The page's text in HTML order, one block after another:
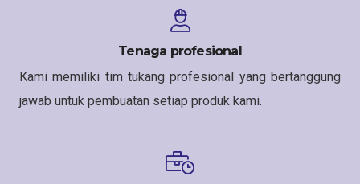
Tenaga profesional
Kami memiliki tim tukang profesional yang bertanggung
jawab untuk pembuatan setiap produk kami.